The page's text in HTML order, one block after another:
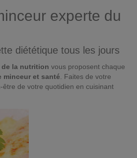
experte du
diététique tous les jours
de la nutrition vous proposent chaque
minceur et santé . Faites de votre
être de votre quotidien en cuisinant